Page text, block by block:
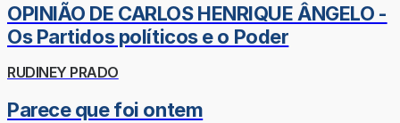
OPINIÃO DE CARLOS HENRIQUE ÂNGELO -
Os Partidos políticos e o Poder
RUDINEY PRADO
Parece que foi ontem